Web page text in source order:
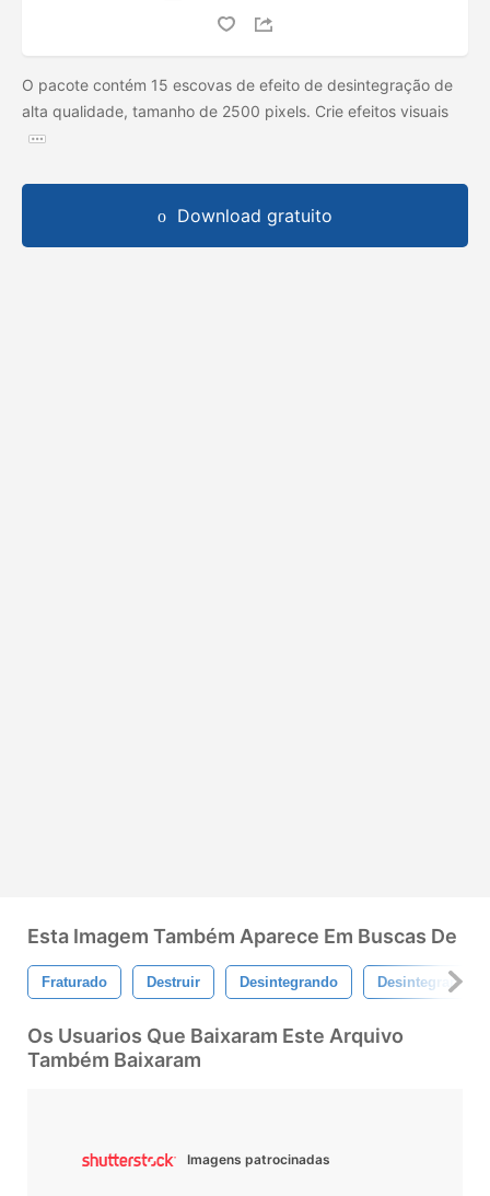
O pacote contém 15 escovas de efeito de desintegração de
alta qualidade, tamanho de 2500 pixels. Crie efeitos visuais
Download gratuito
Esta Imagem Também Aparece Em Buscas De
Fraturado Destruir Desintegrando Desintegrar
Os Usuarios Que Baixaram Este Arquivo
Também Baixaram
Imagens patrocinadas